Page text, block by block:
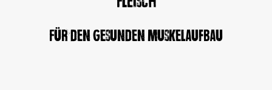
Für den gesunden Muskelaufbau